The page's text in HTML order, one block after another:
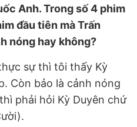
Anh. Trong số 4 phim
đầu tiên mà Trấn
nóng hay không?
sự thì tôi thấy Kỳ
Còn bảo là cảnh nóng
phải hỏi Kỳ Duyên chứ